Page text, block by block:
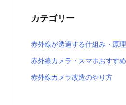
カテゴリー
赤外線が透過する仕組み・原理
赤外線カメラ・スマホおすすめ
赤外線カメラ改造のやり方